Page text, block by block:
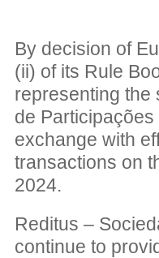
By decision of
(ii) of its Rule
representing the
de
exchange with
transactions on
2024.
Reditus –
continue to